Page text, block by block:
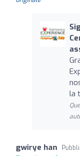
la
gwirye han